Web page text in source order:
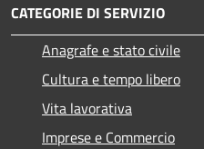
CATEGORIE DI SERVIZIO
Anagrafe e stato civile
Cultura e tempo libero
Vita lavorativa
Imprese e Commercio